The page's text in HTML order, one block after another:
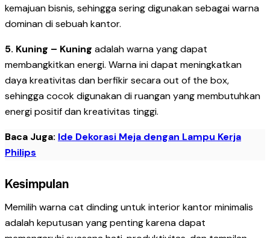
kemajuan bisnis, sehingga sering digunakan sebagai warna
dominan di sebuah kantor.
5. Kuning – Kuning adalah warna yang dapat
membangkitkan energi. Warna ini dapat meningkatkan
daya kreativitas dan berfikir secara out of the box,
sehingga cocok digunakan di ruangan yang membutuhkan
energi positif dan kreativitas tinggi.
Baca Juga: Ide Dekorasi Meja dengan Lampu Kerja
Philips
Kesimpulan
Memilih warna cat dinding untuk interior kantor minimalis
adalah keputusan yang penting karena dapat